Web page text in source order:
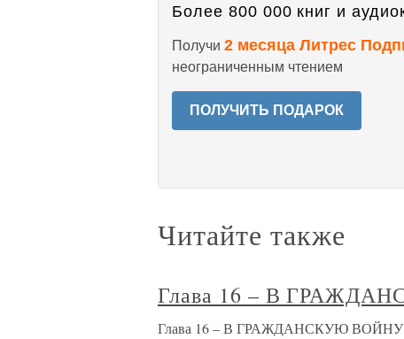
Более 800 000 книг и
Получи 2 месяца Литрес
неограниченным чтением
ПОЛУЧИТЬ ПОДАРОК
Читайте также
Глава 16 – В
Глава 16 – В ГРАЖДАНСКУЮ ВОЙНУ